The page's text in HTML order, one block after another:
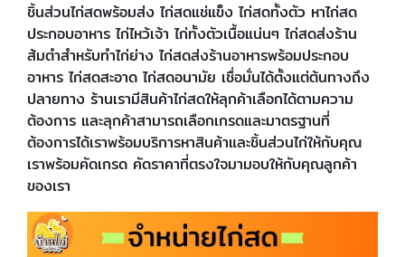
ชิ้นส่วนไก่สดพร้อมส่ง ไก่สดแช่แข็ง ไก่สดทั้งตัว หาไก่สด
ประกอบอาหาร ไก่ไหว้เจ้า ไก่ทั้งตัวเนื้อแน่นๆ ไก่สดส่งร้าน
ส้มตำสำหรับทำไก่ย่าง ไก่สดส่งร้านอาหารพร้อมประกอบ
อาหาร ไก่สดสะอาด ไก่สดอนามัย เชื่อมั่นได้ตั้งแต่ต้นทางถึง
ปลายทาง ร้านเรามีสินค้าไก่สดให้ลุกค้าเลือกได้ตามความ
ต้องการ และลุกค้าสามารถเลือกเกรดและมาตรฐานที่
ต้องการได้เราพร้อมบริการหาสินค้าและชิ้นส่วนไก่ให้กับคุณ
เราพร้อมคัดเกรด คัดราคาที่ตรงใจมามอบให้กับคุณลูกค้า
ของเรา